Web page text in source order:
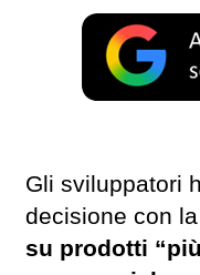
Gli sviluppatori
decisione con la
su prodotti